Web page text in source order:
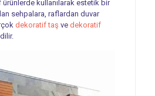
kullanılarak estetik bir
sehpalara, raflardan duvar
dekoratif taş ve dekoratif